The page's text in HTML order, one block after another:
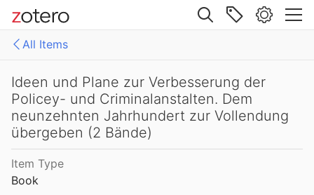
Site navigation
All Items
Gesamtausgabe (KMG)
All Items
1: Klaus Mollenhauer: Werke
3: Archivdokumente
Ideen und Plane zur Verbesserung der
Policey- und Criminalanstalten. Dem
neunzehnten Jahrhundert zur Vollendung
übergeben (2 Bände)
Item Type
Book